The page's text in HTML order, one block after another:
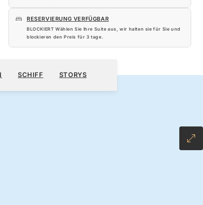
RESERVIERUNG VERFÜGBAR
BLOCKIERT Wählen Sie Ihre Suite aus, wir halten sie für Sie und
blockieren den Preis für 3 tage.
KREUZFAHRT BUCHEN
SCHIFF STORYS